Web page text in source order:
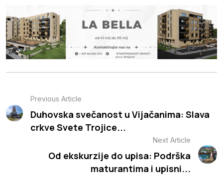
Previous Article
Duhovska svečanost u Vijačanima: Slava
crkve Svete Trojice...
Next Article
Od ekskurzije do upisa: Podrška
maturantima i upisni...